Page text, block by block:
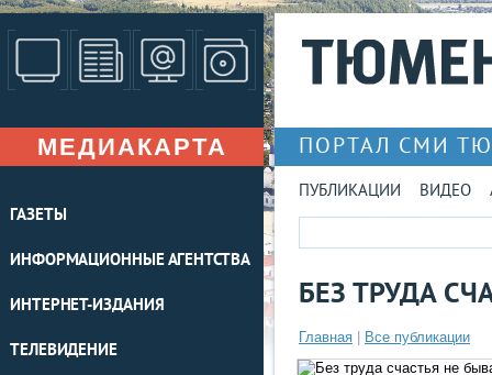
МЕДИАКАРТА
ГАЗЕТЫ
ИНФОРМАЦИОННЫЕ АГЕНТСТВА
ИНТЕРНЕТ-ИЗДАНИЯ
ТЕЛЕВИДЕНИЕ
ПОРТАЛ СМИ
ПУБЛИКАЦИИ ВИДЕО
БЕЗ ТРУДА
Главная Все публикации